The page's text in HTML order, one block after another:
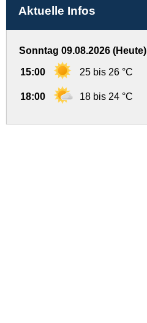
Aktuelle Infos
Sonntag 09.08.2026 (Heute)
15:00 25 bis 26 °C
18:00 18 bis 24 °C